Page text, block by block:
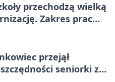
przechodzą wielką
Zakres prac
przejął
seniorki z